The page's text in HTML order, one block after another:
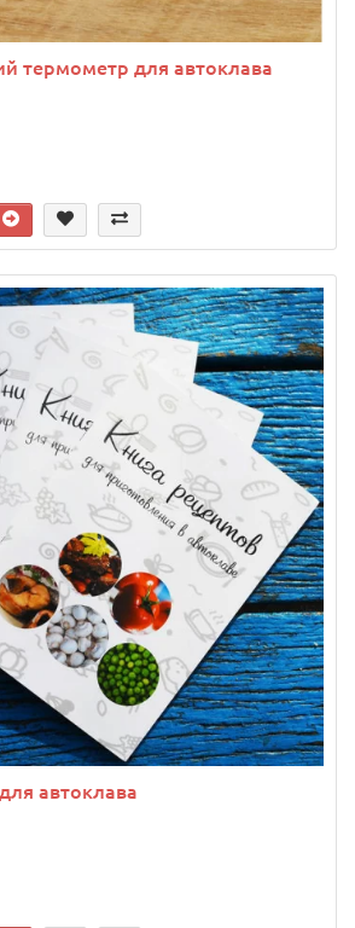
термометр для автоклава
автоклава